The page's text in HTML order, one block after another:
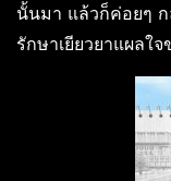
นั้นมา แล้วก็ค่อยๆ ก
รักษาเยียวยาแผลใ